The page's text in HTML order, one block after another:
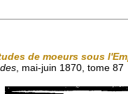
de moeurs sous
, mai-juin 1870, tome 87